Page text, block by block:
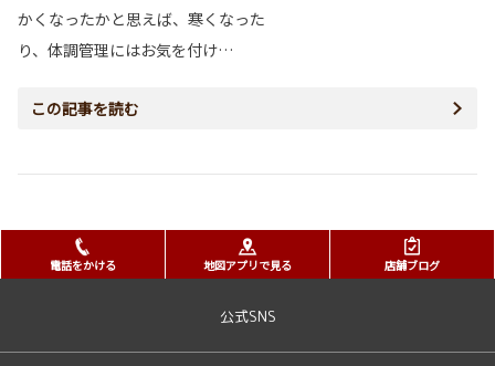
かくなったかと思えば、寒くなった
り、体調管理にはお気を付け…
この記事を読む
電話をかける 地図アプリで見る 店舗ブログ
公式SNS